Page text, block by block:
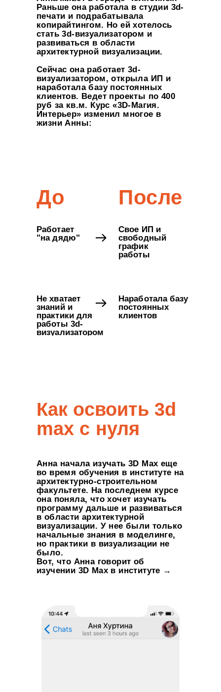
Раньше она работала в студии 3d-
печати и подрабатывала
копирайтингом. Но ей хотелось
стать 3d-визуализатором и
развиваться в области
архитектурной визуализации.
Сейчас она работает 3d-
визуализатором, открыла ИП и
наработала базу постоянных
клиентов. Ведет проекты по 400
руб за кв.м. Курс «3D-Магия.
Интерьер» изменил многое в
жизни Анны:
До После
Работает
"на дядю"
Свое ИП и
свободный
график
работы
Не хватает
знаний и
практики для
работы 3d-
визуализатором
Наработала базу
постоянных
клиентов
Как освоить 3d
max с нуля
Анна начала изучать 3D Max еще
во время обучения в институте на
архитектурно-строительном
факультете. На последнем курсе
она поняла, что хочет изучать
программу дальше и развиваться
в области архитектурной
визуализации. У нее были только
начальные знания в моделинге,
но практики в визуализации не
было.
Вот, что Анна говорит об
изучении 3D Max в институте →